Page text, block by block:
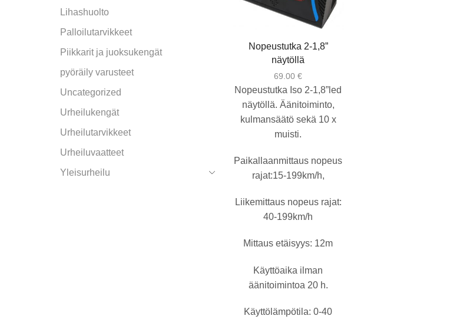
Nopeustutka 2-1,8”
näytöllä
69.00€
Nopeustutka Iso 2-1,8”led
näytöllä. Äänitoiminto,
kulmansäätö sekä 10 x
muisti.
Paikallaanmittaus nopeus
rajat:15-199km/h,
Liikemittaus nopeus rajat:
40-199km/h
Mittaus etäisyys: 12m
Käyttöaika ilman
äänitoimintoa 20 h.
Käyttölämpötila: 0-40
Lihashuolto
Palloilutarvikkeet
Piikkarit ja juoksukengät
pyöräily varusteet
Uncategorized
Urheilukengät
Urheilutarvikkeet
Urheiluvaatteet
Yleisurheilu